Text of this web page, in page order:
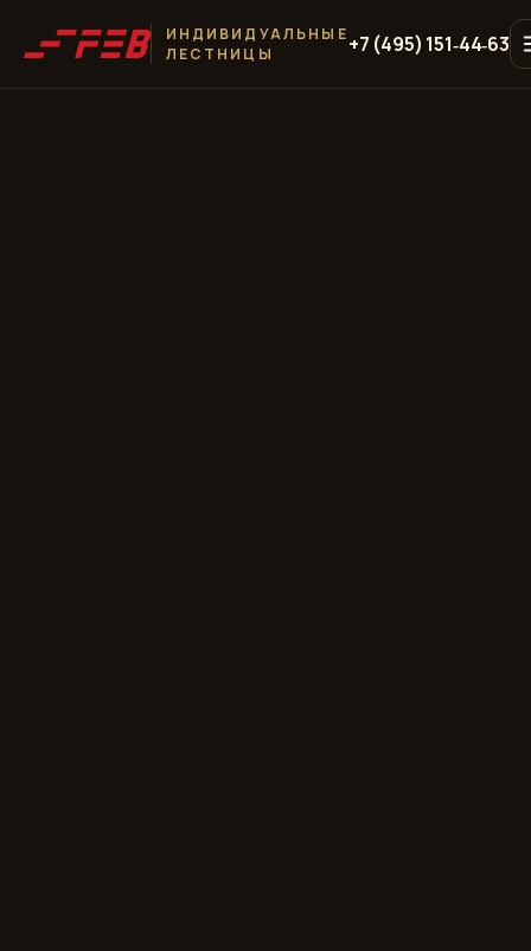
ИНДИВИДУАЛЬНЫЕ
ЛЕСТНИЦЫ
+7 (495) 151‑44‑63